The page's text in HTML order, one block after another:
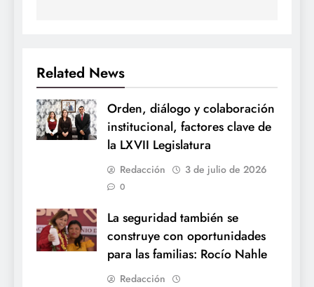
Related News
Orden, diálogo y colaboración
institucional, factores clave de
la LXVII Legislatura
Redacción 3 de julio de 2026
0
La seguridad también se
construye con oportunidades
para las familias: Rocío Nahle
Redacción